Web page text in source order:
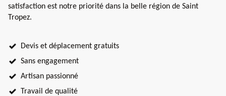
satisfaction est notre priorité dans la belle région de Saint
Tropez.
Devis et déplacement gratuits
Sans engagement
Artisan passionné
Travail de qualité